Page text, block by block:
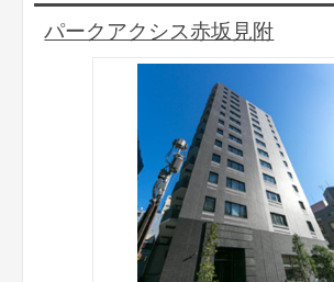
パークアクシス赤坂見附